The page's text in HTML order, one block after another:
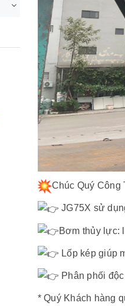
Chúc Quý Công
JG75X sử
Bơm thủy lực:
Lốp kép giúp
Phân phối
* Quý Khách hàng